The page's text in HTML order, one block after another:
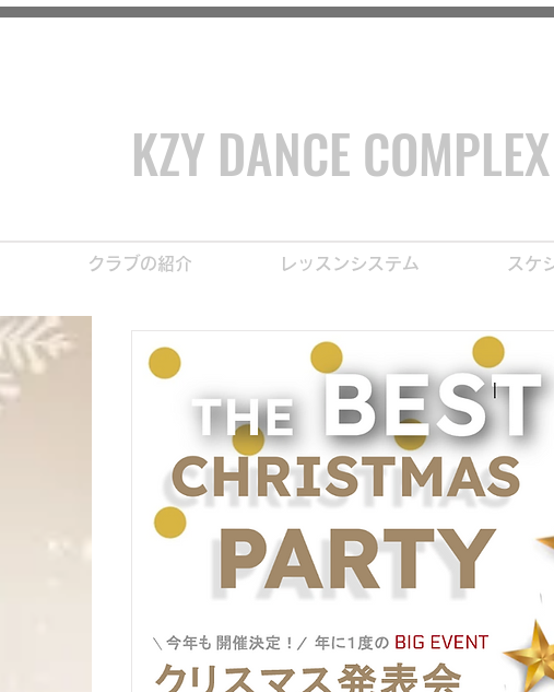
KZY DANCE COMPLEX
クラブの紹介 レッスンシステム スケ